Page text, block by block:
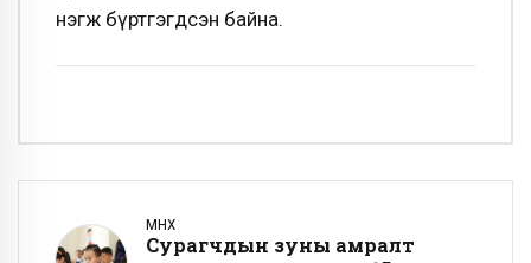
нэгж бүртгэгдсэн байна.
ӨМНӨХ
Сурагчдын зуны амралт